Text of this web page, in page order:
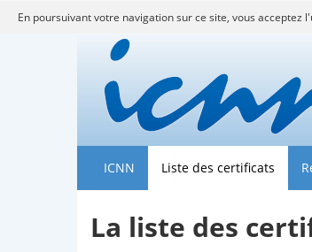
En poursuivant votre navigation sur ce site, vous
ICNN Liste des certificats
La liste des